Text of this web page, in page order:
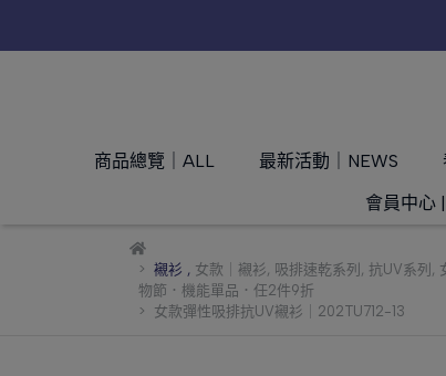
商品總覽｜ALL 最新活動｜NEWS
會員中心
襯衫 , 女款｜襯衫, 吸排速乾系列 , 抗UV系列 ,
物節．機能單品．任2件9折
女款彈性吸排抗UV襯衫｜202TU712-13